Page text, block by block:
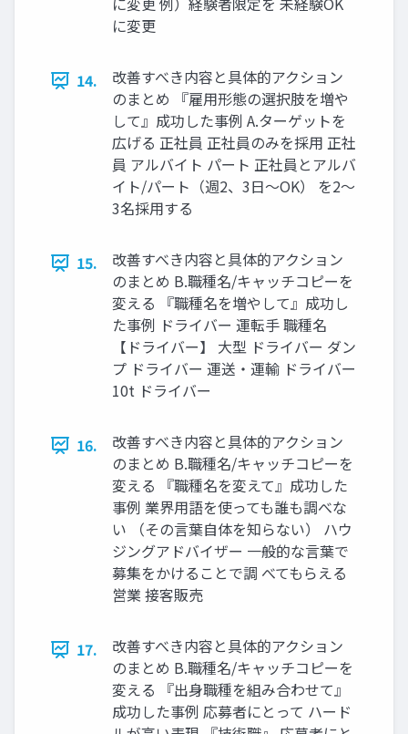
に変更
14.
改善すべき内容と具体的アクション
のまとめ 『雇⽤形態の選択肢を増や
して』成功した事例 A.ターゲットを
広げる 正社員 正社員のみを採⽤ 正社
員 アルバイト パート 正社員とアルバ
イト/パート（週2、3⽇〜OK） を2〜
3名採⽤する
15.
改善すべき内容と具体的アクション
のまとめ B.職種名/キャッチコピーを
変える 『職種名を増やして』成功し
た事例 ドライバー 運転⼿ 職種名
【ドライバー】 ⼤型 ドライバー ダン
プ ドライバー 運送‧運輸 ドライバー
10t ドライバー
16.
改善すべき内容と具体的アクション
のまとめ B.職種名/キャッチコピーを
変える 『職種名を変えて』成功した
事例 業界⽤語を使っても誰も調べな
い （その⾔葉⾃体を知らない） ハウ
ジングアドバイザー ⼀般的な⾔葉で
募集をかけることで調 べてもらえる
営業 接客販売
17.
改善すべき内容と具体的アクション
のまとめ B.職種名/キャッチコピーを
変える 『出⾝職種を組み合わせて』
成功した事例 応募者にとって ハード